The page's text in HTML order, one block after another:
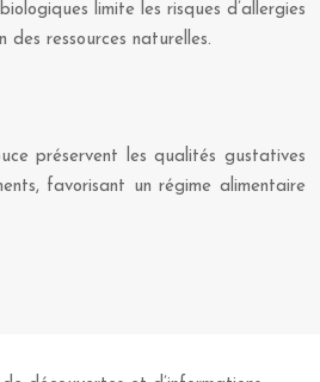
limite les risques d’allergies
ressources naturelles.
préservent les qualités gustatives
favorisant un régime alimentaire